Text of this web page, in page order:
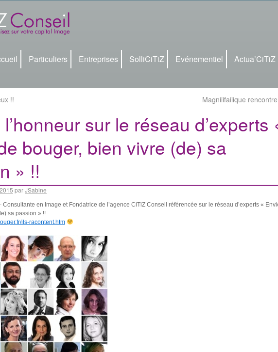
Particuliers Entreprises SolliCiTiZ Evénementiel Actua’CiTiZ
!! Magniiifaiiique
sur le réseau d’experts
bouger, bien vivre (de) sa
» !!
parJSabine
en Image et Fondatrice de l’agence CiTiZ Conseil référencée sur le réseau d’experts «
sa passion » !!
ils-racontent.htm